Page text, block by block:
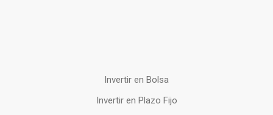
Invertir en Bolsa
Invertir en Plazo Fijo